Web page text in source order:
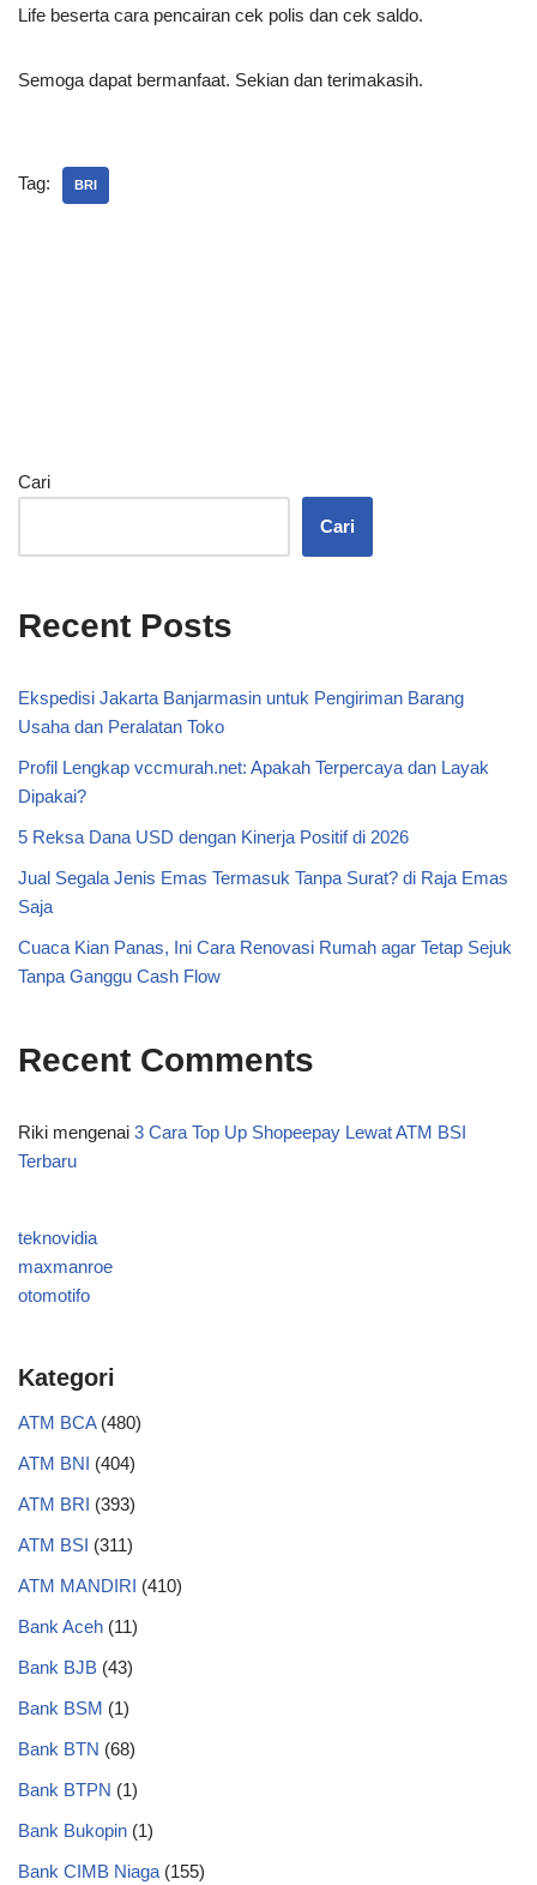
Life beserta cara pencairan cek polis dan cek saldo.
Semoga dapat bermanfaat. Sekian dan terimakasih.
Tag: BRI
Cari
Cari
Recent Posts
Ekspedisi Jakarta Banjarmasin untuk Pengiriman Barang
Usaha dan Peralatan Toko
Profil Lengkap vccmurah.net: Apakah Terpercaya dan Layak
Dipakai?
5 Reksa Dana USD dengan Kinerja Positif di 2026
Jual Segala Jenis Emas Termasuk Tanpa Surat? di Raja Emas
Saja
Cuaca Kian Panas, Ini Cara Renovasi Rumah agar Tetap Sejuk
Tanpa Ganggu Cash Flow
Recent Comments
Riki mengenai 3 Cara Top Up Shopeepay Lewat ATM BSI
Terbaru
teknovidia
maxmanroe
otomotifo
Kategori
ATM BCA(480)
ATM BNI (404)
ATM BRI (393)
ATM BSI (311)
ATM MANDIRI (410)
Bank Aceh (11)
Bank BJB (43)
Bank BSM (1)
Bank BTN (68)
Bank BTPN (1)
Bank Bukopin (1)
Bank CIMB Niaga (155)